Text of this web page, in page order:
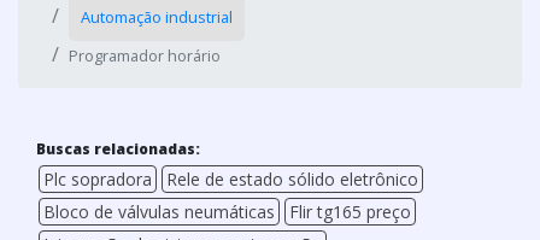
Automação industrial
Programador horário
Buscas relacionadas:
Plc sopradora
Rele de estado sólido eletrônico
Bloco de válvulas neumáticas
Flir tg165 preço